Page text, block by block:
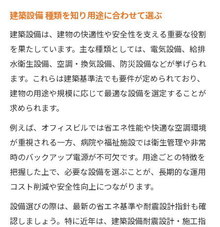
建築設備 種類を知り用途に合わせて選ぶ
建築設備は、建物の快適性や安全性を支える重要な役割
を果たしています。主な種類としては、電気設備、給排
水衛生設備、空調・換気設備、防災設備などが挙げられ
ます。これらは建築基準法でも要件が定められており、
建物の用途や規模に応じて最適な設備を選定することが
求められます。
例えば、オフィスビルでは省エネ性能や快適な空調環境
が重視される一方、病院や福祉施設では衛生管理や非常
時のバックアップ電源が不可欠です。用途ごとの特徴を
把握した上で、必要な設備を選ぶことが、長期的な運用
コスト削減や安全性向上につながります。
設備選びの際は、最新の省エネ基準や耐震設計指針も確
認しましょう。特に近年は、建築設備耐震設計・施工指